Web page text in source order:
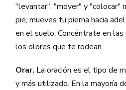
"levantar", "mover" y "colocar"
pie, mueves tu pierna hacia
en el suelo. Concéntrate en
los olores que te rodean.
Orar. La oración es el tipo de
y más utilizado. En la mayoría